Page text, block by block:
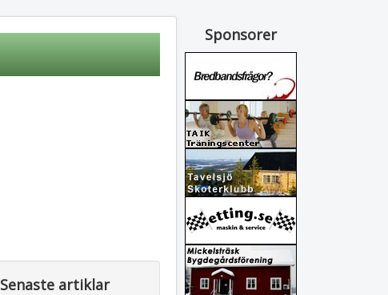
Senaste artiklar
Sponsorer